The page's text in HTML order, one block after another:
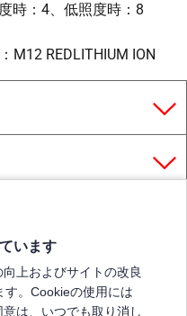
時：4、低照度時：8
M12 REDLITHIUM ION
います
上およびサイトの改良
。Cookieの使用には
は、いつでも取り消し